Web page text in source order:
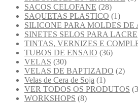
SACOS CELOFANE (28)
SAQUETAS PLASTICO (1)
SILICONE PARA MOLDES DE
SINETES SELOS PARA LACRE
TINTAS, VERNIZES E
TUBOS DE ENSAIO (36)
VELAS (30)
VELAS DE BAPTIZADO (2)
Velas de Cera de Soja (1)
VER TODOS OS PRODUTOS
WORKSHOPS (8)